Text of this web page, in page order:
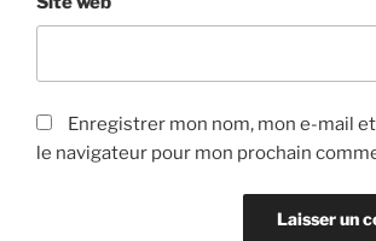
Enregistrer mon nom, mon e-mail
le navigateur pour mon prochain